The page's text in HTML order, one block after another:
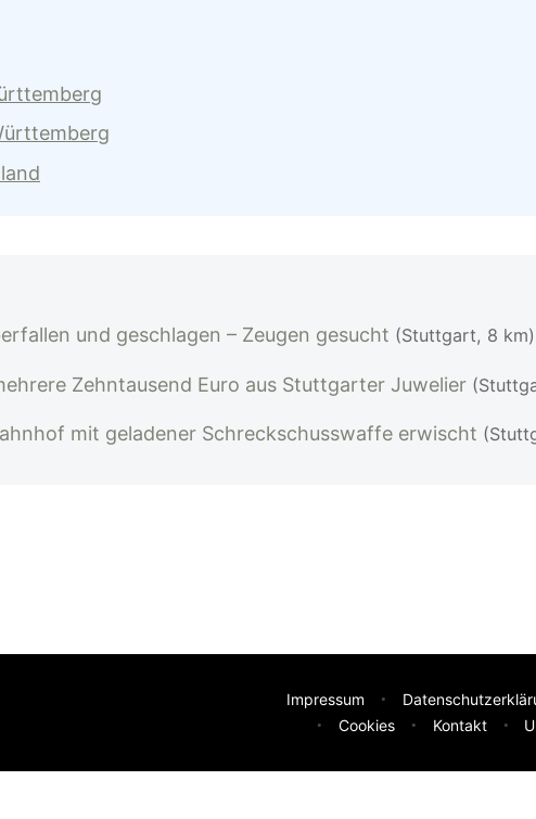
und geschlagen – Zeugen gesucht (Stuttgart, 8 km)
Zehntausend Euro aus Stuttgarter Juwelier
mit geladener Schreckschusswaffe erwischt
Impressum
Cookies
Kontakt